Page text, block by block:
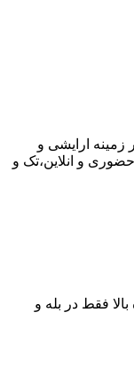
فعالیت در زمینه ارایشی و
و انلاین،تک و
فقط در بله و